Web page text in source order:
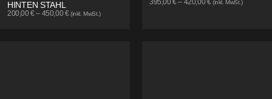
HINTEN STAHL
200,00€– 450,00€ (inkl. MwSt.)
(inkl. MwSt.)